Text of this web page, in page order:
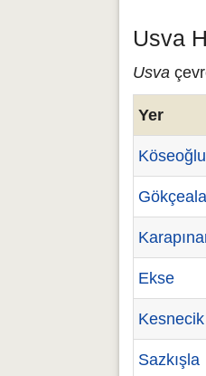
Usva
Usva
Yer
Köseoğlu
Ekse
Sazkışla